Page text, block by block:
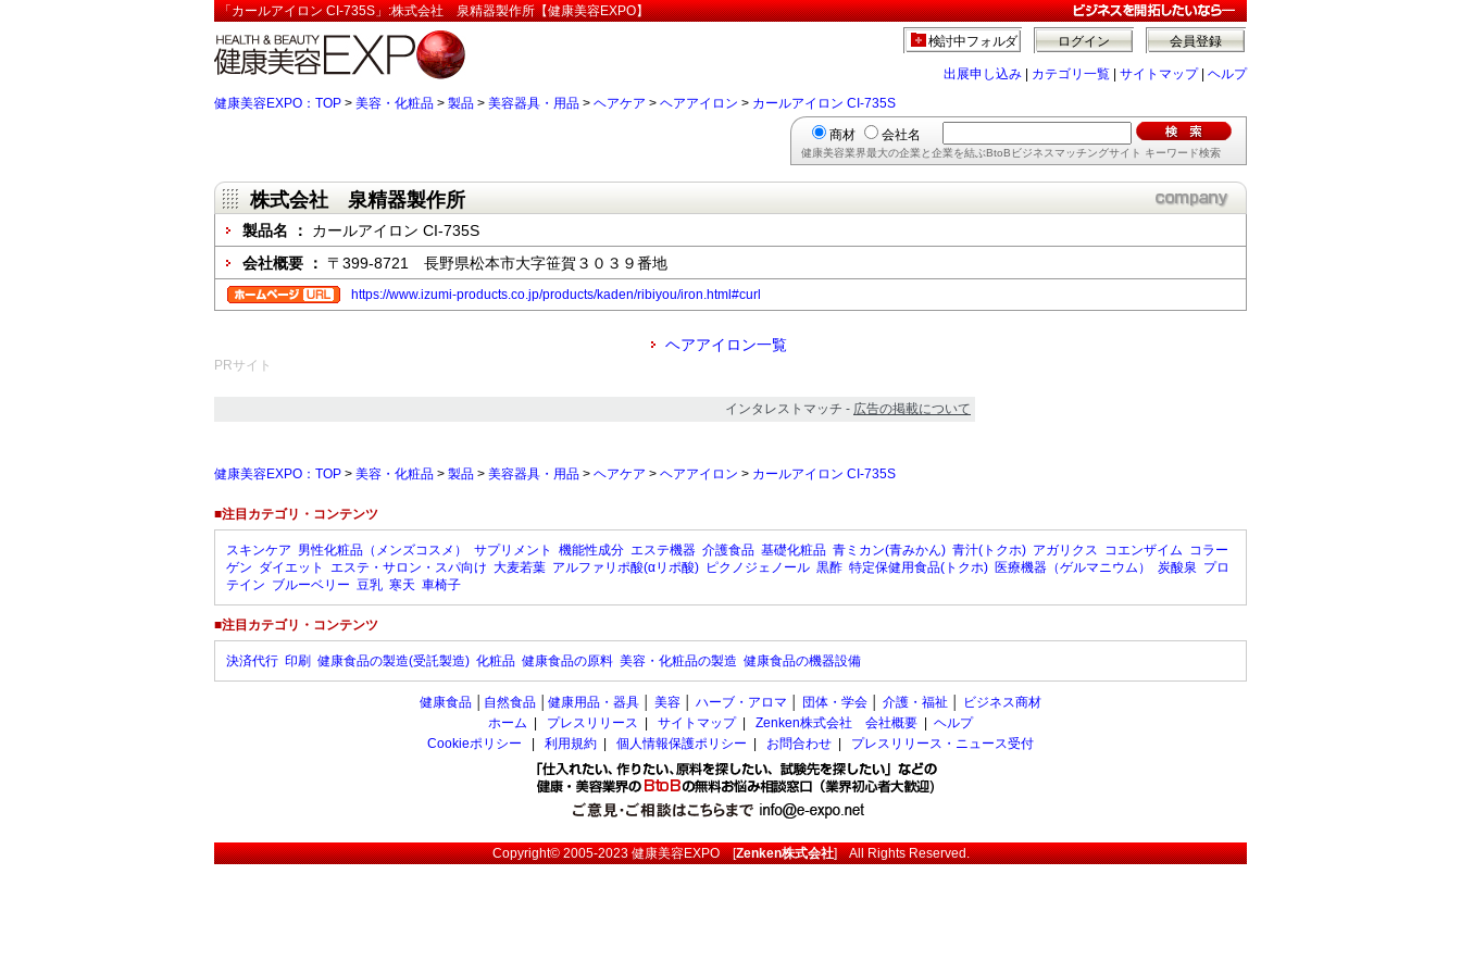
「カールアイロン CI-735S」:株式会社 泉精器製作所【健康美容EXPO】
会員登録
ログイン
検討中フォルダ
出展申し込み カテゴリ一覧 サイトマップ| ヘルプ
健康美容EXPO：TOP > 美容・化粧品 > 製品 > 美容器具・用品 > ヘアケア > ヘアアイロン > カールアイロン CI-735S
商材 会社名
健康美容業界最大の企業と企業を結ぶBtoBビジネスマッチングサイト キーワード検索
株式会社 泉精器製作所
製品名 ： カールアイロン CI-735S
会社概要 ： 〒399-8721 長野県松本市大字笹賀３０３９番地
https://www.izumi-products.co.jp/products/kaden/ribiyou/iron.html#curl
ヘアアイロン一覧
PRサイト
インタレストマッチ - 広告の掲載について
健康美容EXPO：TOP > 美容・化粧品 > 製品 > 美容器具・用品 > ヘアケア > ヘアアイロン > カールアイロン CI-735S
■注目カテゴリ・コンテンツ
スキンケア 男性化粧品（メンズコスメ） サプリメント 機能性成分 エステ機器 介護食品 基礎化粧品 青ミカン(青みかん) 青汁(トクホ) アガリクス コエンザイム コラー
ゲン ダイエット エステ・サロン・スパ向け 大麦若葉 アルファリポ酸(αリポ酸) ピクノジェノール 黒酢 特定保健用食品(トクホ) 医療機器（ゲルマニウム） 炭酸泉 プロ
テイン ブルーベリー 豆乳 寒天 車椅子
■注目カテゴリ・コンテンツ
決済代行 印刷 健康食品の製造(受託製造) 化粧品 健康食品の原料 美容・化粧品の製造 健康食品の機器設備
健康食品 自然食品 健康用品・器具 美容 ハーブ・アロマ 団体・学会 介護・福祉
ビジネス商材
ホーム
プレスリリース サイトマップ| Zenken株式会社 会社概要
ヘルプ
Cookieポリシー
利用規約 個人情報保護ポリシー お問合わせ プレスリリース・ニュース受付
Copyright© 2005-2023健康美容EXPO[Zenken株式会社] All Rights Reserved.